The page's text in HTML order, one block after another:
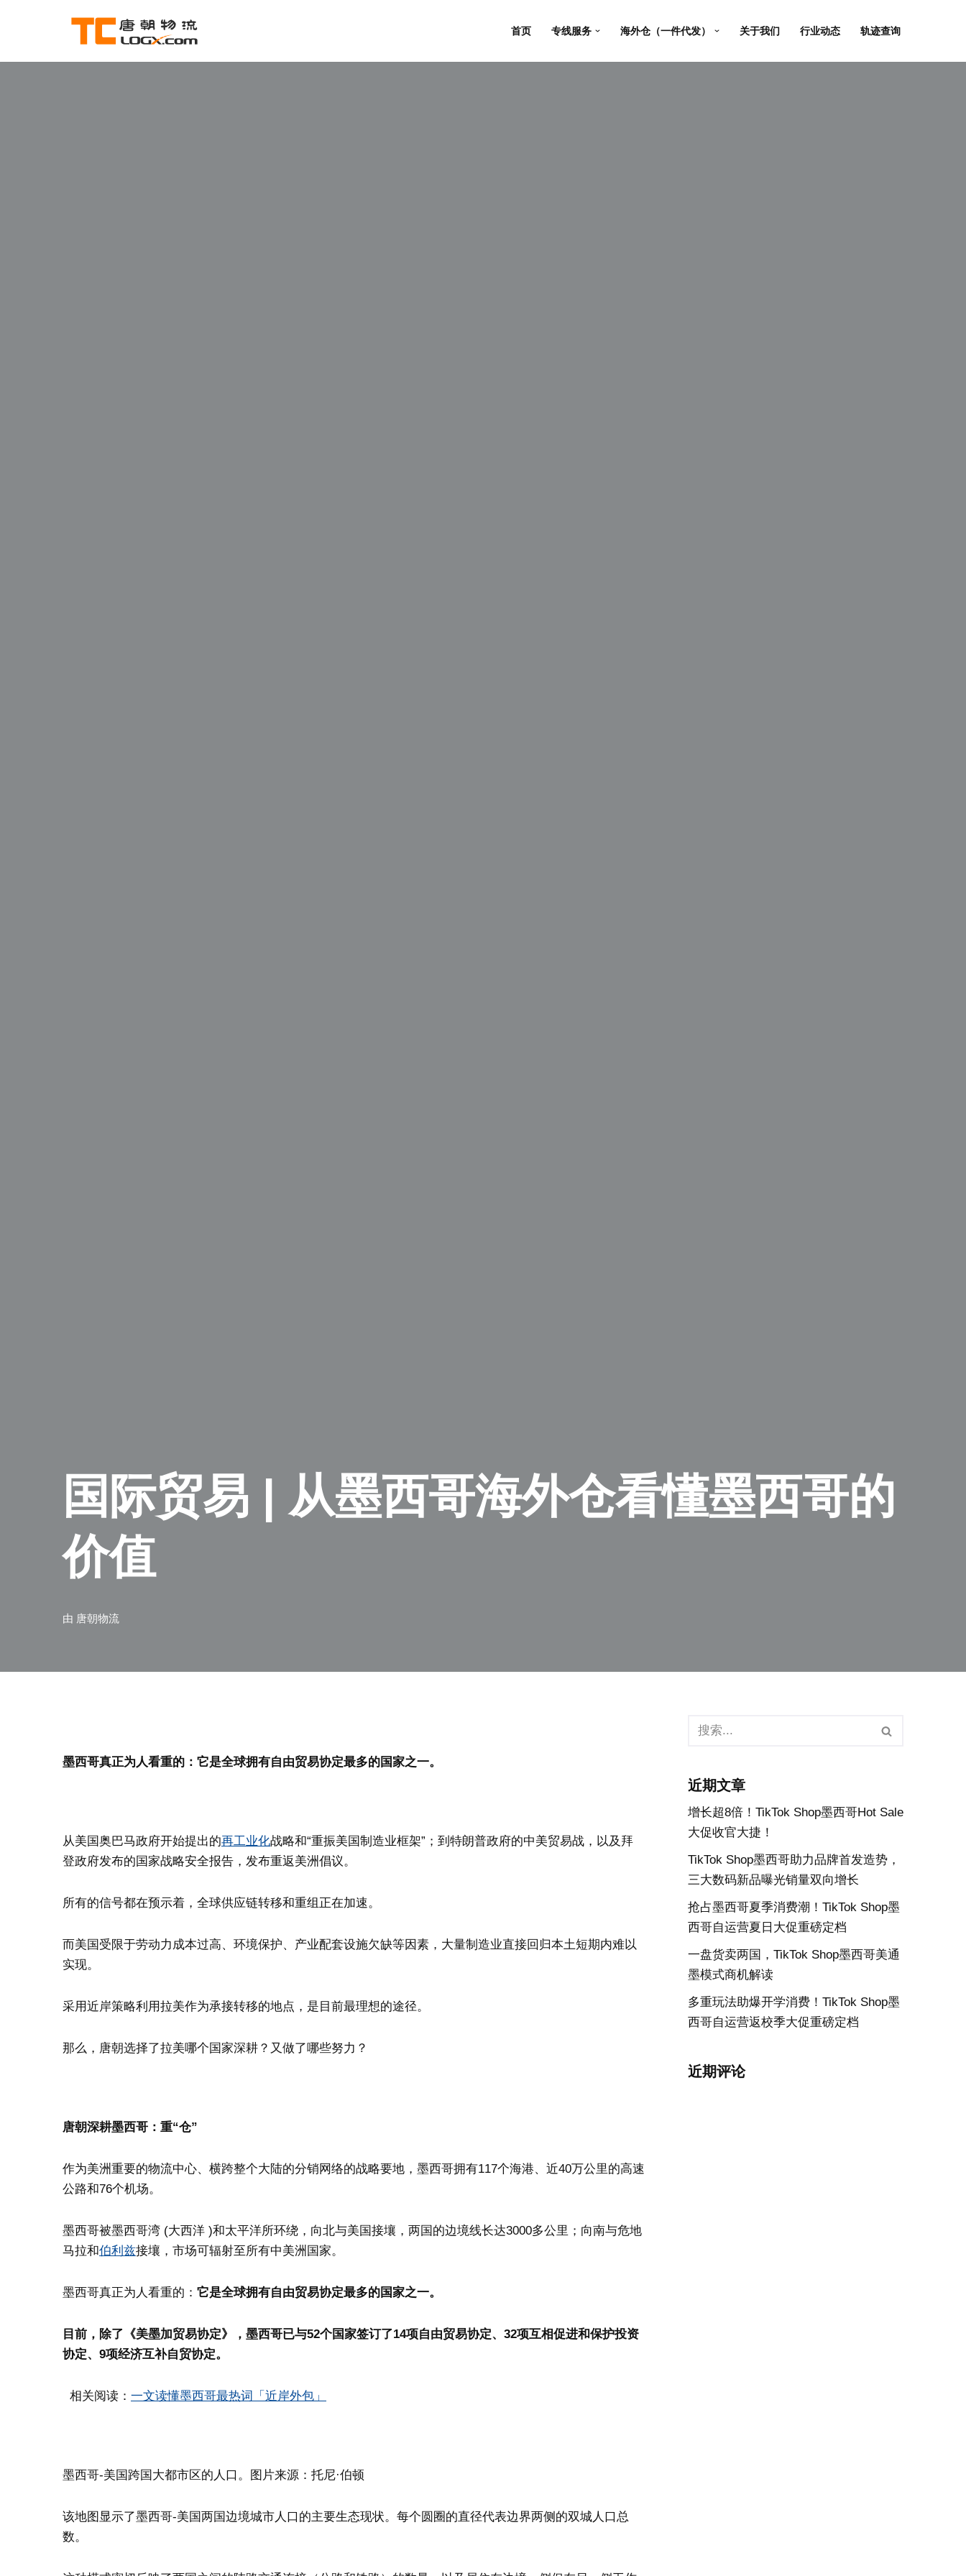
至
首页 专线服务 海外仓（一件代发） 关于我们 行业动态 轨迹查询
国际贸易 | 从墨西哥海外仓看懂墨西哥的
价值
由 唐朝物流
墨西哥真正为人看重的：它是全球拥有自由贸易协定最多的国家之一。
从美国奥巴马政府开始提出的再工业化战略和“重振美国制造业框架”；到特朗普政府的中美贸易战，以及拜
登政府发布的国家战略安全报告，发布重返美洲倡议。
所有的信号都在预示着，全球供应链转移和重组正在加速。
而美国受限于劳动力成本过高、环境保护、产业配套设施欠缺等因素，大量制造业直接回归本土短期内难以
实现。
采用近岸策略利用拉美作为承接转移的地点，是目前最理想的途径。
那么，唐朝选择了拉美哪个国家深耕？又做了哪些努力？
唐朝深耕墨西哥：重“仓”
作为美洲重要的物流中心、横跨整个大陆的分销网络的战略要地，墨西哥拥有117个海港、近40万公里的高速
公路和76个机场。
墨西哥被墨西哥湾 (大西洋 )和太平洋所环绕，向北与美国接壤，两国的边境线长达3000多公里；向南与危地
马拉和伯利兹接壤，市场可辐射至所有中美洲国家。
墨西哥真正为人看重的： 它是全球拥有自由贸易协定最多的国家之一。
目前，除了《美墨加贸易协定》，墨西哥已与52个国家签订了14项自由贸易协定、32项互相促进和保护投资
协定、9项经济互补自贸协定。
相关阅读： 一文读懂墨西哥最热词「近岸外包」
墨西哥-美国跨国大都市区的人口。图片来源：托尼·伯顿
该地图显示了墨西哥-美国两国边境城市人口的主要生态现状。每个圆圈的直径代表边界两侧的双城人口总
数。
近期文章
增长超8倍！TikTok Shop墨西哥Hot Sale
大促收官大捷！
TikTok Shop墨西哥助力品牌首发造势，
三大数码新品曝光销量双向增长
抢占墨西哥夏季消费潮！TikTok Shop墨
西哥自运营夏日大促重磅定档
一盘货卖两国，TikTok Shop墨西哥美通
墨模式商机解读
多重玩法助爆开学消费！TikTok Shop墨
西哥自运营返校季大促重磅定档
近期评论